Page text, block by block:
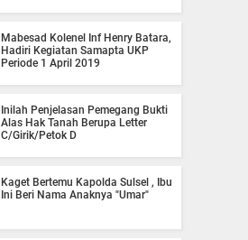
Mabesad Kolenel Inf Henry Batara,
Hadiri Kegiatan Samapta UKP
Periode 1 April 2019
Inilah Penjelasan Pemegang Bukti
Alas Hak Tanah Berupa Letter
C/Girik/Petok D
Kaget Bertemu Kapolda Sulsel , Ibu
Ini Beri Nama Anaknya "Umar"